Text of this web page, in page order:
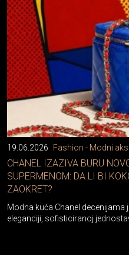
19.06.2026 Fashion - Modni
CHANEL IZAZIVA BURU
SUPERMENOM: DA LI BI
ZAOKRET?
Modna kuća Chanel decenijama
eleganciji, sofisticiranoj